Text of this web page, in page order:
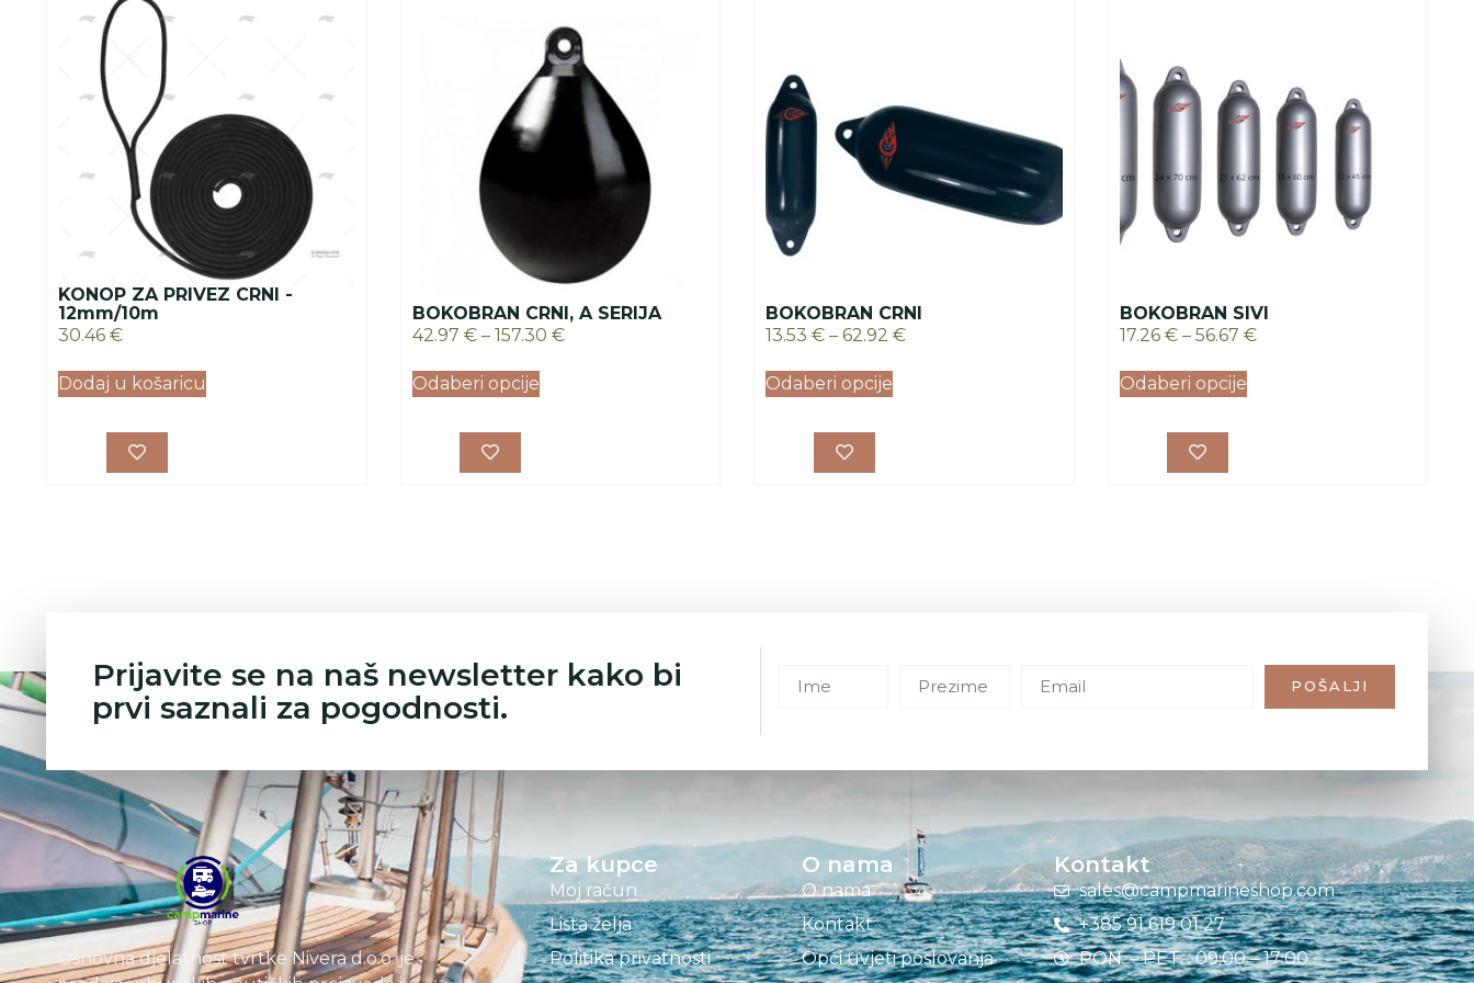
KONOP ZA PRIVEZ CRNI -
12mm/10m
30.46 €
Dodaj u košaricu
BOKOBRAN CRNI, A SERIJA
42.97 € – 157.30 €
Odaberi opcije
BOKOBRAN CRNI
13.53 € – 62.92 €
Odaberi opcije
BOKOBRAN SIVI
17.26 € – 56.67 €
Odaberi opcije
Prijavite se na naš newsletter kako bi
prvi saznali za pogodnosti.
POŠALJI
Osnovna djelatnost tvrtke Nivera d.o.o. je
Za kupce
Moj račun
Lista želja
Politika privatnosti
O nama
O nama
Kontakt
Opći uvjeti poslovanja
Kontakt
sales@campmarineshop.com
+385 91 619 01 27
PON. – PET. : 09:00 – 17:00